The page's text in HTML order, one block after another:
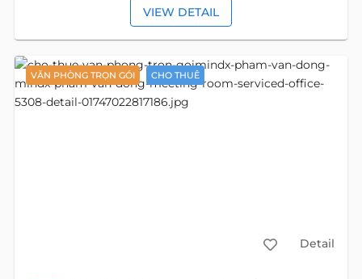
VIEW DETAIL
VĂN PHÒNG TRỌN GÓI CHO THUÊ
Detail